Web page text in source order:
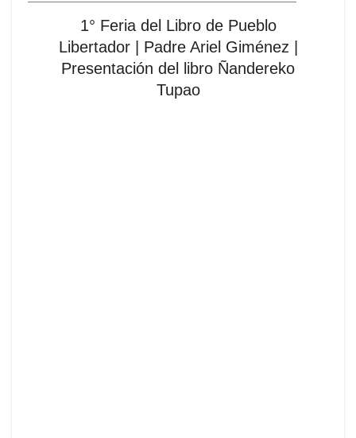
1° Feria del Libro de Pueblo
Libertador | Padre Ariel Giménez |
Presentación del libro Ñandereko
Tupao